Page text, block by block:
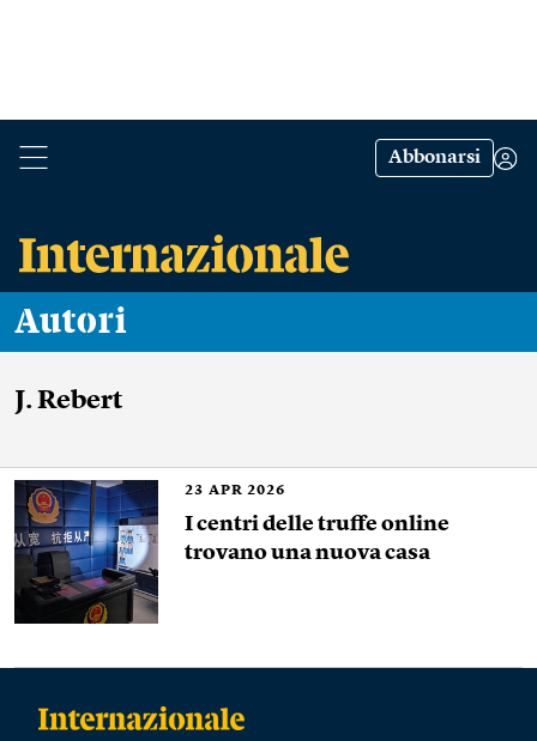
Abbonarsi
Autori
J. Rebert
23 APR 2026
I centri delle truffe online
trovano una nuova casa